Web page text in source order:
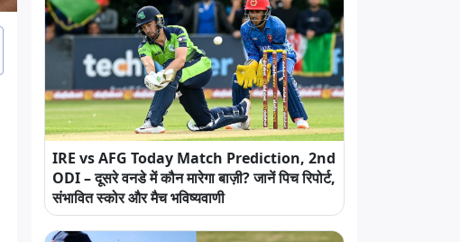
IRE vs AFG Today Match Prediction, 2nd
ODI – दूसरे वनडे में कौन मारेगा बाज़ी? जानें पिच रिपोर्ट,
संभावित स्कोर और मैच भविष्यवाणी